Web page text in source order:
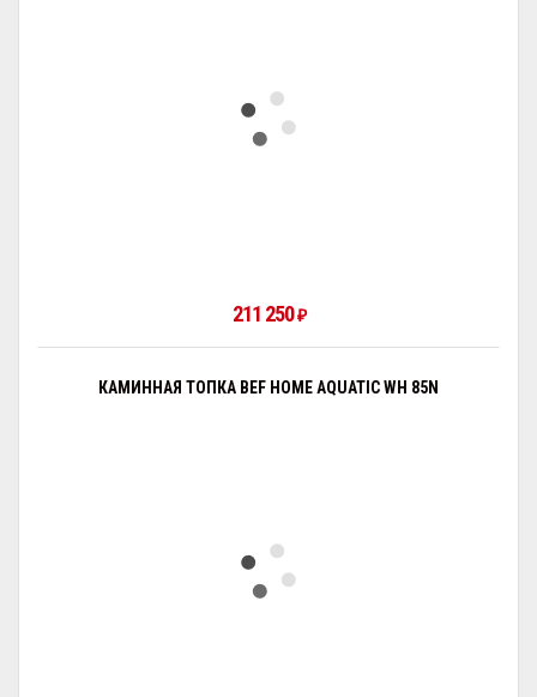
211 250₽
КАМИННАЯ ТОПКА BEF HOME AQUATIC WH 85N